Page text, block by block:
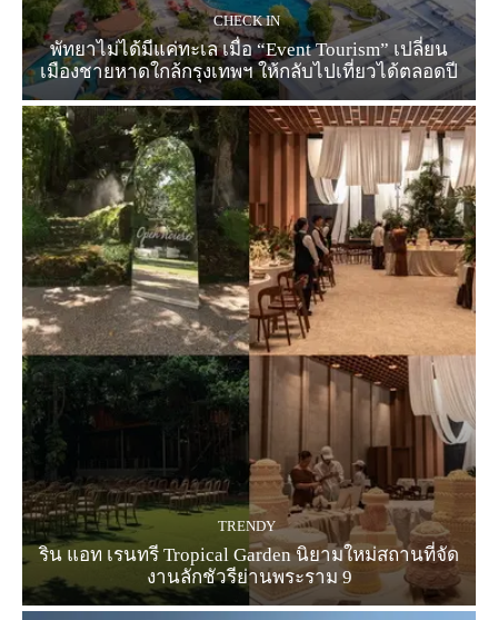
CHECK IN
พัทยาไม่ได้มีแค่ทะเล เมื่อ “Event Tourism” เปลี่ยน
เมืองชายหาดใกล้กรุงเทพฯ ให้กลับไปเที่ยวได้ตลอดปี
TRENDY
ริน แอท เรนทรี Tropical Garden นิยามใหม่สถานที่จัด
งานลักชัวรีย่านพระราม 9